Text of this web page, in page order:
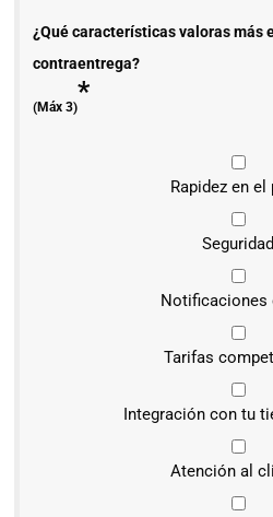
¿Qué características valoras más
contraentrega?
(Máx 3)*
Rapidez en el
Seguridad
Notificaciones
Tarifas
Integración con tu
Atención al